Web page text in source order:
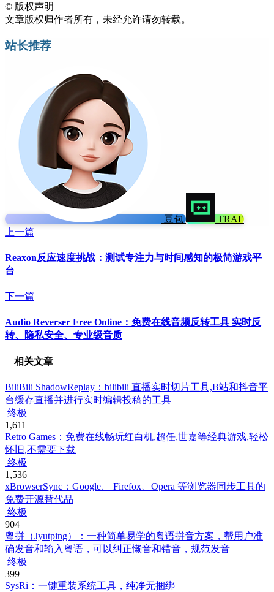
© 版权声明
文章版权归作者所有，未经允许请勿转载。
站长推荐
豆包
TRAE
上一篇
Reaxon反应速度挑战：测试专注力与时间感知的极简游戏平
台
下一篇
Audio Reverser Free Online：免费在线音频反转工具 实时反
转、隐私安全、专业级音质
相关文章
BiliBili ShadowReplay：bilibili 直播实时切片工具,B站和抖音平
台缓存直播并进行实时编辑投稿的工具
终极
1,611
Retro Games：免费在线畅玩红白机,超任,世嘉等经典游戏,轻松
怀旧,不需要下载
终极
1,536
xBrowserSync：Google、 Firefox、Opera 等浏览器同步工具的
免费开源替代品
终极
904
粵拼（Jyutping）：一种简单易学的粤语拼音方案，帮用户准
确发音和输入粤语，可以纠正懒音和错音，规范发音
终极
399
SysRi：一键重装系统工具，纯净无捆绑